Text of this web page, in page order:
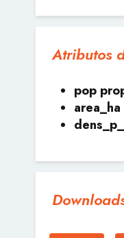
Atributos
pop
area_ha